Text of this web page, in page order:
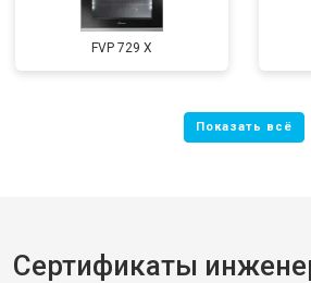
FVP 729 X
Сертификаты